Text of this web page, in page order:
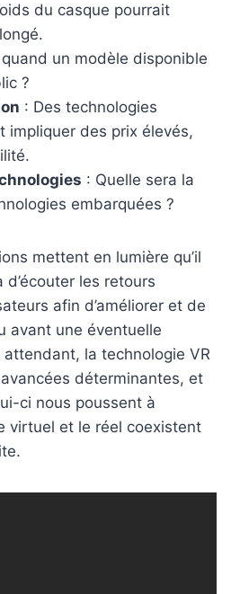
du casque pourrait
un modèle disponible
?
: Des technologies
impliquer des prix élevés,
: Quelle sera la
embarquées ?
mettent en lumière qu’il
les retours
afin d’améliorer et de
avant une éventuelle
la technologie VR
déterminantes, et
ci nous poussent à
virtuel et le réel coexistent